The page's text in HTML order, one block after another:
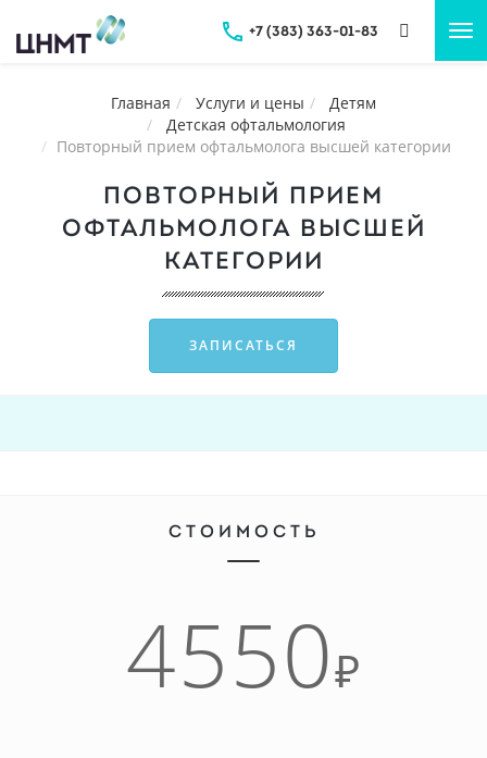
+7 (383) 363-01-83
Главная Услуги и цены
Детям
Детская офтальмология
Повторный прием офтальмолога высшей категории
ПОВТОРНЫЙ ПРИЕМ
ОФТАЛЬМОЛОГА ВЫСШЕЙ
КАТЕГОРИИ
ЗАПИСАТЬСЯ
СТОИМОСТЬ
4550₽